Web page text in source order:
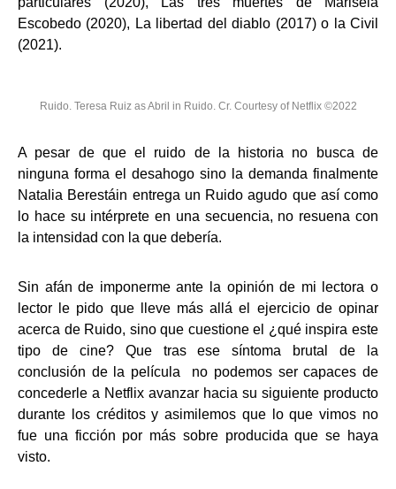
Escobedo (2020), La libertad del diablo (2017) o la Civil
(2021).
Ruido. Teresa Ruiz as Abril in Ruido. Cr. Courtesy of Netflix ©2022
A pesar de que el ruido de la historia no busca de
ninguna forma el desahogo sino la demanda finalmente
Natalia Berestáin entrega un Ruido agudo que así como
lo hace su intérprete en una secuencia, no resuena con
la intensidad con la que debería.
Sin afán de imponerme ante la opinión de mi lectora o
lector le pido que lleve más allá el ejercicio de opinar
acerca de Ruido, sino que cuestione el ¿qué inspira este
tipo de cine? Que tras ese síntoma brutal de la
conclusión de la película no podemos ser capaces de
concederle a Netflix avanzar hacia su siguiente producto
durante los créditos y asimilemos que lo que vimos no
fue una ficción por más sobre producida que se haya
visto.